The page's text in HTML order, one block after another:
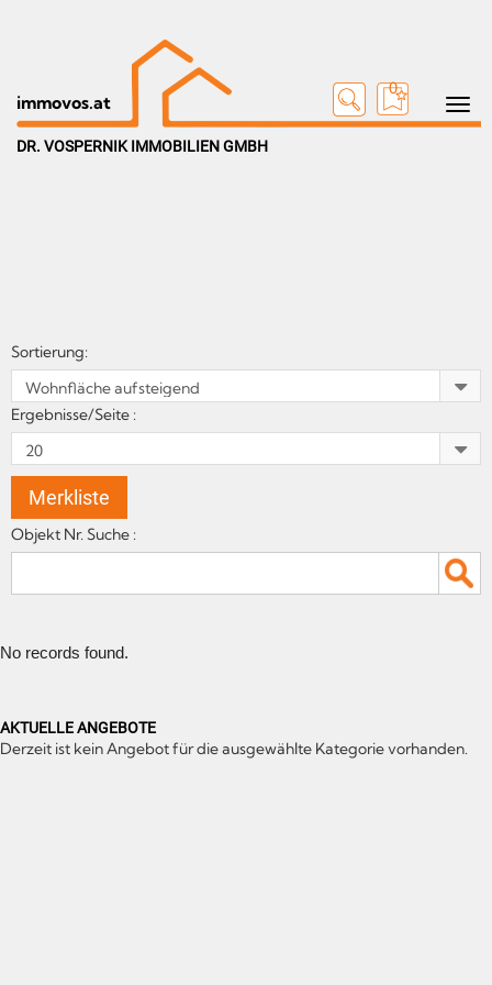
Toggle
immovos.at
0
DR. VOSPERNIK IMMOBILIEN GMBH
Sortierung:
Ergebnisse/Seite :
Merkliste
Objekt Nr. Suche :
No records found.
AKTUELLE ANGEBOTE
Derzeit ist kein Angebot für die ausgewählte Kategorie vorhanden.